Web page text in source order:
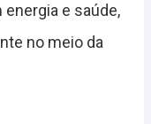
e saúde,
no meio da